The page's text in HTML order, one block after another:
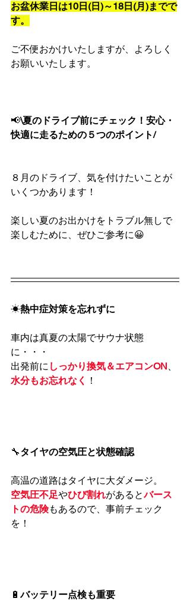
お盆休業日は10日(日)～18日(月)までで
す。
ご不便おかけいたしますが、よろしく
お願いいたします。
📢\夏のドライブ前にチェック！安心・
快適に走るための５つのポイント/
８月のドライブ、気を付けたいことが
いくつかあります！
楽しい夏のお出かけをトラブル無しで
楽しむために、ぜひご参考に😀
☀熱中症対策を忘れずに
車内は真夏の太陽でサウナ状態
に・・・
出発前に しっかり換気＆エアコンON、
水分もお忘れなく
！
🔧タイヤの空気圧と状態確認
高温の道路はタイヤに大ダメージ。
空気圧不足やひび割れがあるとバース
トの危険もあるので、事前チェック
を！
🔋バッテリー点検も重要